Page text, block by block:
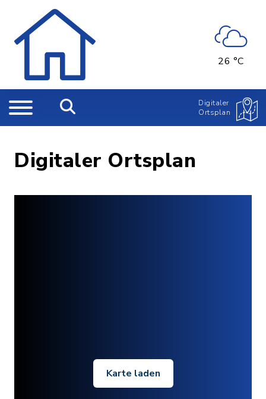
26 °C
Digitaler
Ortsplan
Digitaler Ortsplan
Karte laden